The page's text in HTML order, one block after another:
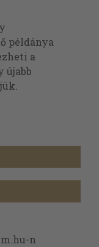
példánya
a
újabb
n